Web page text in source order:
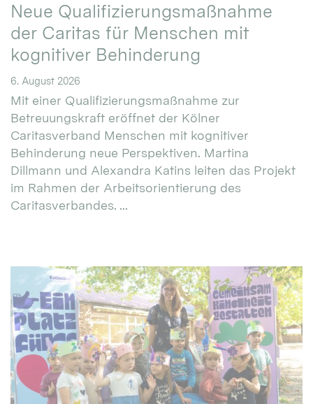
Neue Qualifizierungsmaßnahme
der Caritas für Menschen mit
kognitiver Behinderung
6. August 2026
Mit einer Qualifizierungsmaßnahme zur
Betreuungskraft eröffnet der Kölner
Caritasverband Menschen mit kognitiver
Behinderung neue Perspektiven. Martina
Dillmann und Alexandra Katins leiten das Projekt
im Rahmen der Arbeitsorientierung des
Caritasverbandes. ...